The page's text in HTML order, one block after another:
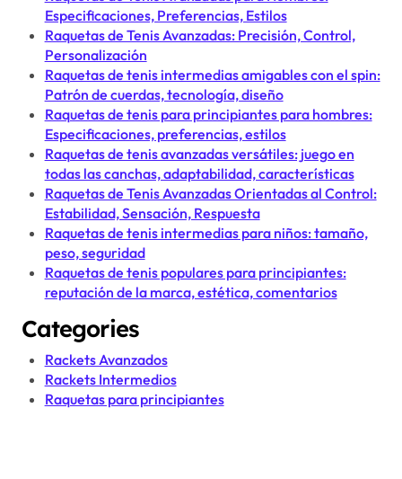
Especificaciones, Preferencias, Estilos
Raquetas de Tenis Avanzadas: Precisión, Control,
Personalización
Raquetas de tenis intermedias amigables con el spin:
Patrón de cuerdas, tecnología, diseño
Raquetas de tenis para principiantes para hombres:
Especificaciones, preferencias, estilos
Raquetas de tenis avanzadas versátiles: juego en
todas las canchas, adaptabilidad, características
Raquetas de Tenis Avanzadas Orientadas al Control:
Estabilidad, Sensación, Respuesta
Raquetas de tenis intermedias para niños: tamaño,
peso, seguridad
Raquetas de tenis populares para principiantes:
reputación de la marca, estética, comentarios
Categories
Rackets Avanzados
Rackets Intermedios
Raquetas para principiantes